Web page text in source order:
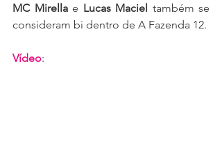
MC Mirella e Lucas Maciel também se
consideram bi dentro de A Fazenda 12.
Vídeo: